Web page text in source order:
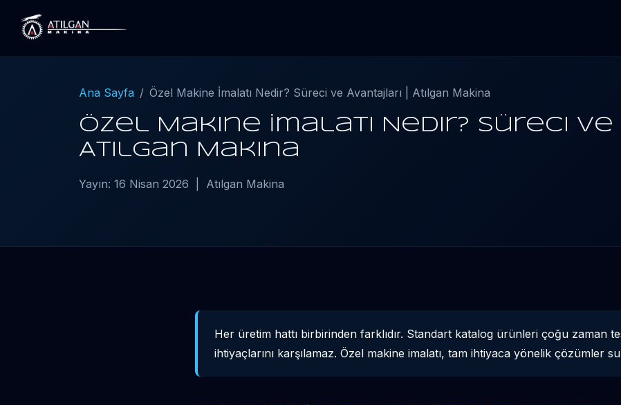
Ana Sayfa Özel Makine İmalatı Nedir? Süreci ve Avantajları | Atılgan Makina
Özel Makine İmalatı Nedir? Süreci ve
Atılgan Makina
Yayın: 16 Nisan 2026 | Atılgan Makina
Her üretim hattı birbirinden farklıdır. Standart katalog ürünleri çoğu zaman
ihtiyaçlarını karşılamaz. Özel makine imalatı, tam ihtiyaca yönelik çözümler